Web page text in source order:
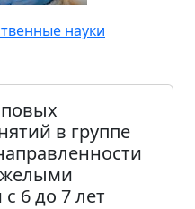
науки
в группе
6 до 7 лет